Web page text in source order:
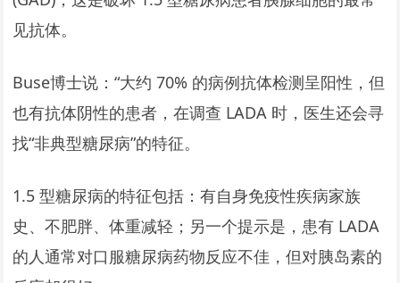
见抗体。
Buse博士说：“大约 70% 的病例抗体检测呈阳性，但
也有抗体阴性的患者，在调查 LADA 时，医生还会寻
找“非典型糖尿病”的特征。
1.5 型糖尿病的特征包括：有自身免疫性疾病家族
史、不肥胖、体重减轻；另一个提示是，患有 LADA
的人通常对口服糖尿病药物反应不佳，但对胰岛素的